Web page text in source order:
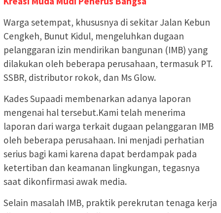
Warga setempat, khususnya di sekitar Jalan Kebun
Cengkeh, Bunut Kidul, mengeluhkan dugaan
pelanggaran izin mendirikan bangunan (IMB) yang
dilakukan oleh beberapa perusahaan, termasuk PT.
SSBR, distributor rokok, dan Ms Glow.
Kades Supaadi membenarkan adanya laporan
mengenai hal tersebut.Kami telah menerima
laporan dari warga terkait dugaan pelanggaran IMB
oleh beberapa perusahaan. Ini menjadi perhatian
serius bagi kami karena dapat berdampak pada
ketertiban dan keamanan lingkungan, tegasnya
saat dikonfirmasi awak media.
Selain masalah IMB, praktik perekrutan tenaga kerja